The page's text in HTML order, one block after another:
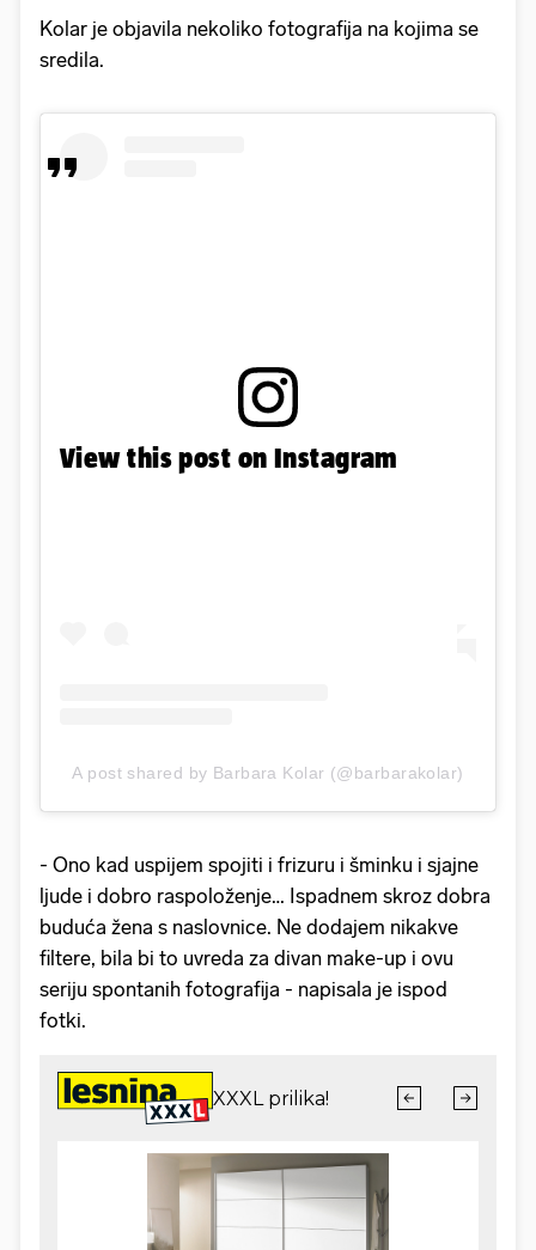
Kolar je objavila nekoliko fotografija na kojima se
sredila.
View this post on Instagram
A post shared by Barbara Kolar (@barbarakolar)
- Ono kad uspijem spojiti i frizuru i šminku i sjajne
ljude i dobro raspoloženje… Ispadnem skroz dobra
buduća žena s naslovnice. Ne dodajem nikakve
filtere, bila bi to uvreda za divan make-up i ovu
seriju spontanih fotografija - napisala je ispod
fotki.